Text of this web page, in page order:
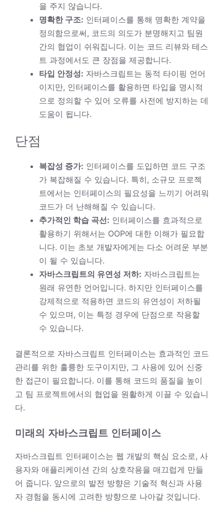
을 주지 않습니다.
명확한 구조: 인터페이스를 통해 명확한 계약을
정의함으로써, 코드의 의도가 분명해지고 팀원
간의 협업이 쉬워집니다. 이는 코드 리뷰와 테스
트 과정에서도 큰 장점을 제공합니다.
타입 안정성: 자바스크립트는 동적 타이핑 언어
이지만, 인터페이스를 활용하면 타입을 명시적
으로 정의할 수 있어 오류를 사전에 방지하는 데
도움이 됩니다.
단점
복잡성 증가: 인터페이스를 도입하면 코드 구조
가 복잡해질 수 있습니다. 특히, 소규모 프로젝
트에서는 인터페이스의 필요성을 느끼기 어려워
코드가 더 난해해질 수 있습니다.
추가적인 학습 곡선: 인터페이스를 효과적으로
활용하기 위해서는 OOP에 대한 이해가 필요합
니다. 이는 초보 개발자에게는 다소 어려운 부분
이 될 수 있습니다.
자바스크립트의 유연성 저하: 자바스크립트는
원래 유연한 언어입니다. 하지만 인터페이스를
강제적으로 적용하면 코드의 유연성이 저하될
수 있으며, 이는 특정 경우에 단점으로 작용할
수 있습니다.
결론적으로 자바스크립트 인터페이스는 효과적인 코드
관리를 위한 훌륭한 도구이지만, 그 사용에 있어 신중
한 접근이 필요합니다. 이를 통해 코드의 품질을 높이
고 팀 프로젝트에서의 협업을 원활하게 이끌 수 있습니
다.
미래의 자바스크립트 인터페이스
자바스크립트 인터페이스는 웹 개발의 핵심 요소로, 사
용자와 애플리케이션 간의 상호작용을 매끄럽게 만들
어 줍니다. 앞으로의 발전 방향은 기술적 혁신과 사용
자 경험을 동시에 고려한 방향으로 나아갈 것입니다.